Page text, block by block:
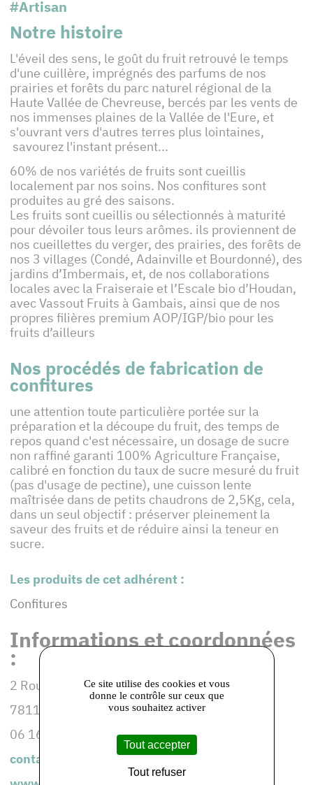
#Artisan
Notre histoire
L'éveil des sens, le goût du fruit retrouvé le temps
d'une cuillère, imprégnés des parfums de nos
prairies et forêts du parc naturel régional de la
Haute Vallée de Chevreuse, bercés par les vents de
nos immenses plaines de la Vallée de l'Eure, et
s'ouvrant vers d'autres terres plus lointaines,
savourez l'instant présent...
60% de nos variétés de fruits sont cueillis
localement par nos soins. Nos confitures sont
produites au gré des saisons.
Les fruits sont cueillis ou sélectionnés à maturité
pour dévoiler tous leurs arômes. ils proviennent de
nos cueillettes du verger, des prairies, des forêts de
nos 3 villages (Condé, Adainville et Bourdonné), des
jardins d’Imbermais, et, de nos collaborations
locales avec la Fraiseraie et l’Escale bio d’Houdan,
avec Vassout Fruits à Gambais, ainsi que de nos
propres filières premium AOP/IGP/bio pour les
fruits d’ailleurs
Nos procédés de fabrication de
confitures
une attention toute particulière portée sur la
préparation et la découpe du fruit, des temps de
repos quand c'est nécessaire, un dosage de sucre
non raffiné garanti 100% Agriculture Française,
calibré en fonction du taux de sucre mesuré du fruit
(pas d'usage de pectine), une cuisson lente
maîtrisée dans de petits chaudrons de 2,5Kg, cela,
dans un seul objectif : préserver pleinement la
saveur des fruits et de réduire ainsi la teneur en
sucre.
Les produits de cet adhérent :
Confitures
Informations et coordonnées
:
2 Route de Nogent
78113 CONDE SUR VESGRE
06 16 70 01 99
contact@confituresdelaprairie.fr
Ce site utilise des cookies et vous
donne le contrôle sur ceux que
vous souhaitez activer
Tout accepter
Tout refuser